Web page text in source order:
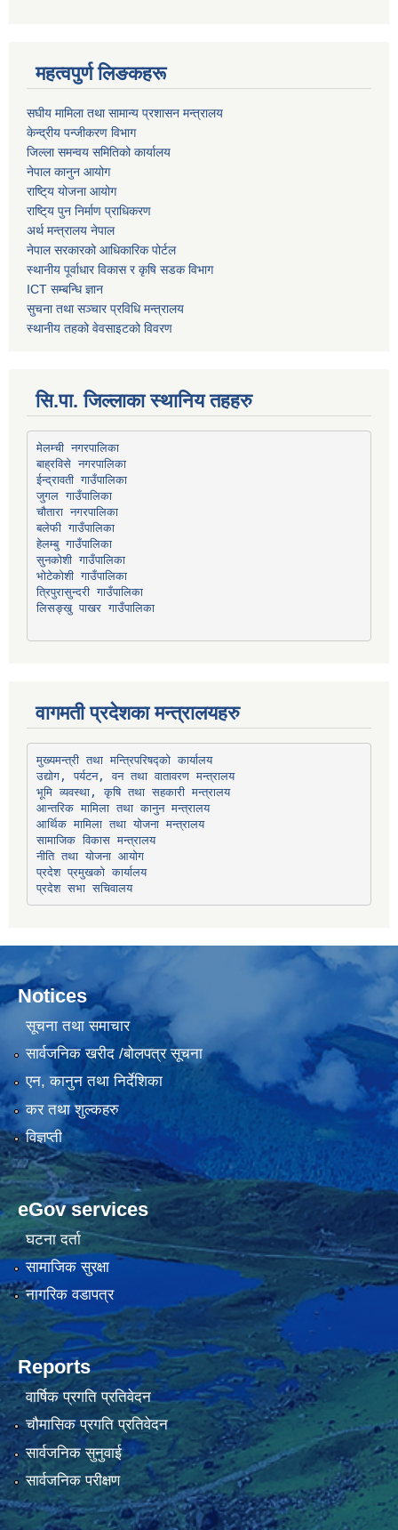
महत्वपुर्ण लिङकहरू
स‌घीय मामिला तथा सामान्य प्रशासन मन्त्रालय
केन्द्रीय पन्जीकरण विभाग
जिल्ला समन्वय समितिको कार्यालय
नेपाल कानुन आयोग
राष्टि्य योजना आयोग
राष्टि्य पुन निर्माण प्राधिकरण
अर्थ मन्त्रालय नेपाल
नेपाल सरकारको आधिकारिक पोर्टल
स्थानीय पूर्वाधार विकास र कृषि सडक विभाग
ICT सम्बन्धि ज्ञान
सुचना तथा सञ्चार प्रविधि मन्त्रालय
स्थानीय तहको वेवसाइटको विवरण
सि.पा. जिल्लाका स्थानिय तहहरु
मेलम्ची नगरपालिका
बाह्रविसे नगरपालिका
ईन्द्रावती गाउँपालिका
जुगल गाउँपालिका
चौतारा नगरपालिका
बलेफी गाउँपालिका
हेलम्बु गाउँपालिका
सुनकोशी गाउँपालिका
भोटेकोशी गाउँपालिका
त्रिपुरासुन्दरी गाउँपालिका
लिसङ्खु पाखर गाउँपालिका
वागमती प्रदेशका मन्त्रालयहरु
मुख्यमन्त्री तथा मन्त्रिपरिषद्को कार्यालय
उद्योग, पर्यटन, वन तथा वातावरण मन्त्रालय
भूमि व्यवस्था, कृषि तथा सहकारी मन्त्रालय
आन्तरिक मामिला तथा कानुन मन्त्रालय
आर्थिक मामिला तथा योजना मन्त्रालय
सामाजिक विकास मन्त्रालय
नीति तथा योजना आयोग
प्रदेश प्रमुखको कार्यालय
प्रदेश सभा सचिवालय
Notices
सूचना तथा समाचार
सार्वजनिक खरीद /बोलपत्र सूचना
एन, कानुन तथा निर्देशिका
कर तथा शुल्कहरु
विज्ञप्ती
eGov services
घटना दर्ता
सामाजिक सुरक्षा
नागरिक वडापत्र
Reports
वार्षिक प्रगति प्रतिवेदन
चौमासिक प्रगति प्रतिवेदन
सार्वजनिक सुनुवाई
सार्वजनिक परीक्षण